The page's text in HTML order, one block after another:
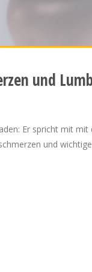
und
Er spricht mit mit
und